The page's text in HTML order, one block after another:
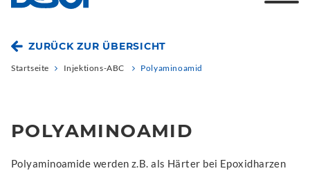
ZURÜCK ZUR ÜBERSICHT
Startseite Injektions-ABC Polyaminoamid
POLYAMINOAMID
Polyaminoamide werden z.B. als Härter bei Epoxidharzen